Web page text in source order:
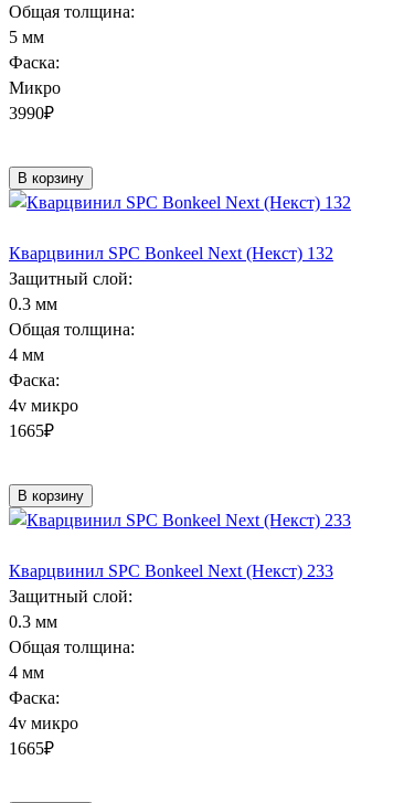
Общая толщина:
5 мм
Фаска:
Микро
3990₽
В корзину
Кварцвинил SPC Bonkeel Next (Некст) 132
Защитный слой:
0.3 мм
Общая толщина:
4 мм
Фаска:
4v микро
1665₽
В корзину
Кварцвинил SPC Bonkeel Next (Некст) 233
Защитный слой:
0.3 мм
Общая толщина:
4 мм
Фаска:
4v микро
1665₽